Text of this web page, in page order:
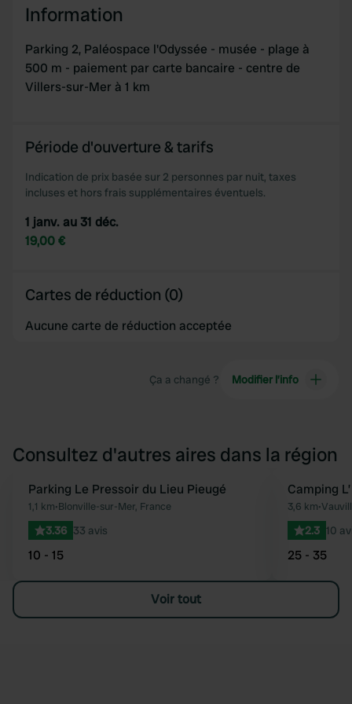
Information
Parking 2, Paléospace l'Odyssée - musée - plage à
500 m - paiement par carte bancaire - centre de
Villers-sur-Mer à 1 km
Période d'ouverture & tarifs
Indication de prix basée sur 2 personnes par nuit, taxes
incluses et hors frais supplémentaires éventuels.
1 janv. au 31 déc.
19,00 €
Cartes de réduction (0)
Aucune carte de réduction acceptée
Ça a changé ? Modifier l’info
Consultez d'autres aires dans la région
Préféré
Parking Le Pressoir du Lieu Pieugé
1,1 km•Blonville-sur-Mer, France
3.36 33 avis
10 - 15
Camping
3,6 km•
2.3 10
25 - 35
Voir tout